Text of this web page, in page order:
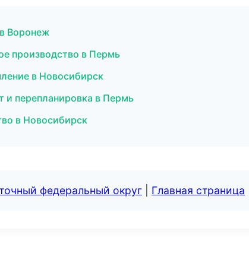
Воронеж
производство в Пермь
в Новосибирск
перепланировка в Пермь
в Новосибирск
федеральный округ Главная страница